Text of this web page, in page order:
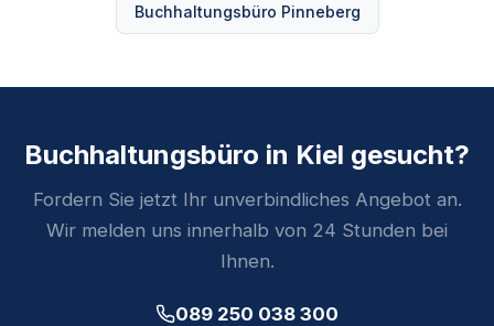
Buchhaltungsbüro Pinneberg
Buchhaltungsbüro in Kiel gesucht?
Fordern Sie jetzt Ihr unverbindliches Angebot an.
Wir melden uns innerhalb von 24 Stunden bei
Ihnen.
089 250 038 300